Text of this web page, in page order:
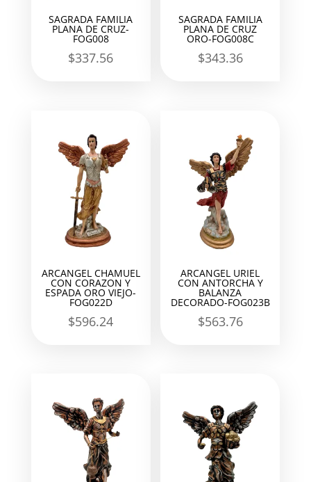
SAGRADA FAMILIA
PLANA DE CRUZ-
FOG008
$337.56
SAGRADA FAMILIA
PLANA DE CRUZ
ORO-FOG008C
$343.36
ARCANGEL CHAMUEL
CON CORAZON Y
ESPADA ORO VIEJO-
FOG022D
$596.24
ARCANGEL URIEL
CON ANTORCHA Y
BALANZA
DECORADO-FOG023B
$563.76